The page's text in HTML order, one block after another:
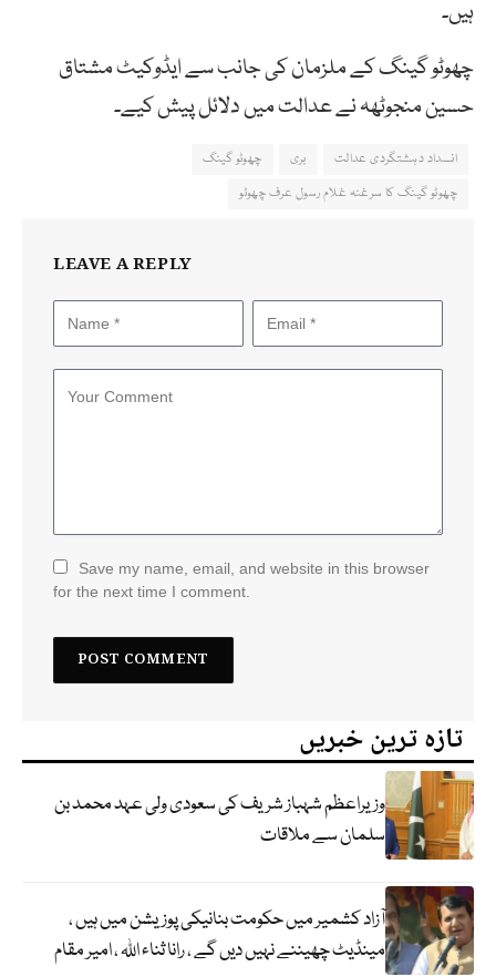
ہیں۔
چھوٹو گینگ کے ملزمان کی جانب سے ایڈوکیٹ مشتاق
حسین منجوٹھہ نے عدالت میں دلائل پیش کیے۔
انسداد دہشتگردی عدالت بری
چھوٹو گینگ
چھوٹو گینگ کا سرغنہ غلام رسول عرف چھوٹو
LEAVE A REPLY
Save my name, email, and website in this browser
for the next time I comment.
تازہ ترین خبریں
وزیراعظم شہباز شریف کی سعودی ولی عہد محمد بن
سلمان سے ملاقات
آزاد کشمیر میں حکومت بنانیکی پوزیشن میں ہیں ،
مینڈیٹ چھیننے نہیں دیں گے ، رانا ثناء اللہ ، امیر مقام